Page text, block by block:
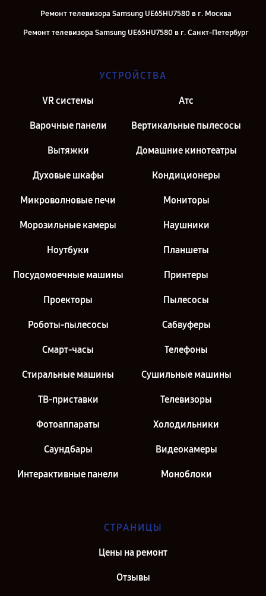
Ремонт телевизора Samsung UE65HU7580 в г. Москва
Ремонт телевизора Samsung UE65HU7580 в г. Санкт-Петербург
УСТРОЙСТВА
VR системы Атс
Варочные панели Вертикальные пылесосы
Вытяжки Домашние кинотеатры
Духовые шкафы Кондиционеры
Микроволновые печи Мониторы
Морозильные камеры Наушники
Ноутбуки Планшеты
Посудомоечные машины Принтеры
Проекторы Пылесосы
Роботы-пылесосы Сабвуферы
Смарт-часы Телефоны
Стиральные машины Сушильные машины
ТВ-приставки Телевизоры
Фотоаппараты Холодильники
Саундбары Видеокамеры
Интерактивные панели Моноблоки
СТРАНИЦЫ
Цены на ремонт
Отзывы